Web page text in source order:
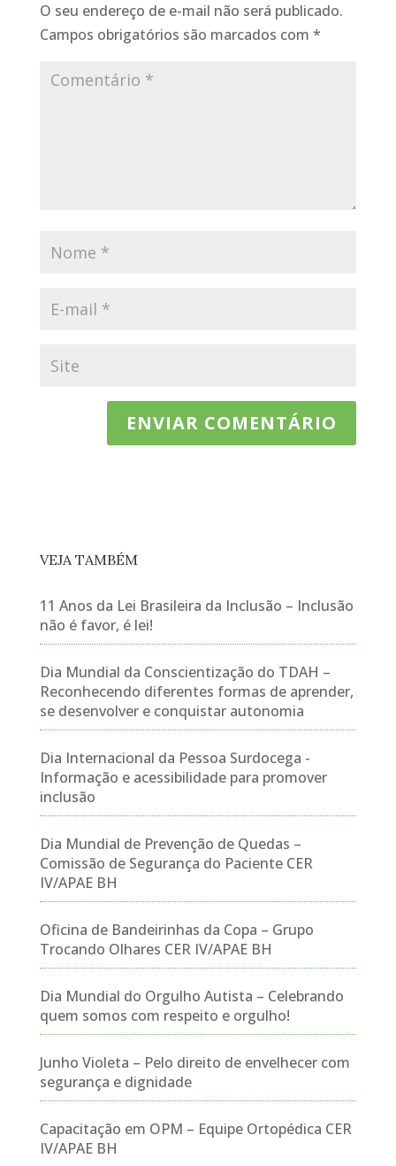
O seu endereço de e-mail não será publicado.
Campos obrigatórios são marcados com *
VEJA TAMBÉM
11 Anos da Lei Brasileira da Inclusão – Inclusão
não é favor, é lei!
Dia Mundial da Conscientização do TDAH –
Reconhecendo diferentes formas de aprender,
se desenvolver e conquistar autonomia
Dia Internacional da Pessoa Surdocega -
Informação e acessibilidade para promover
inclusão
Dia Mundial de Prevenção de Quedas –
Comissão de Segurança do Paciente CER
IV/APAE BH
Oficina de Bandeirinhas da Copa – Grupo
Trocando Olhares CER IV/APAE BH
Dia Mundial do Orgulho Autista – Celebrando
quem somos com respeito e orgulho!
Junho Violeta – Pelo direito de envelhecer com
segurança e dignidade
Capacitação em OPM – Equipe Ortopédica CER
IV/APAE BH